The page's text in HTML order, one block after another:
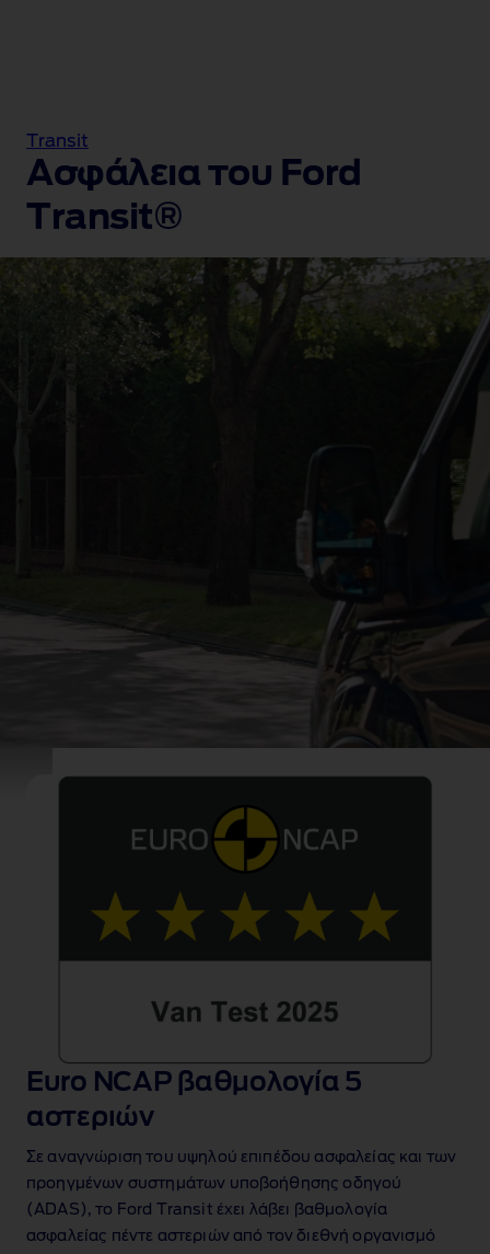
Transit
Ασφάλεια του Ford
Transit®
Euro NCAP βαθμολογία 5
αστεριών
Σε αναγνώριση του υψηλού επιπέδου ασφαλείας και των
προηγμένων συστημάτων υποβοήθησης οδηγού
(ADAS), το Ford Transit έχει λάβει βαθμολογία
ασφαλείας πέντε αστεριών από τον διεθνή οργανισμό